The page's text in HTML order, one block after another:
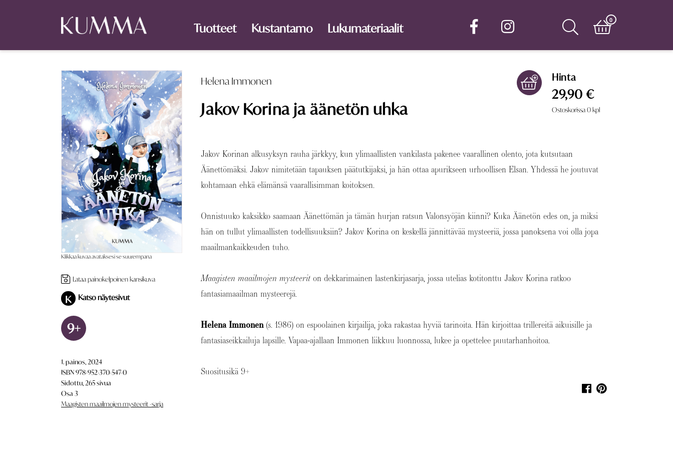
Tuotteet Kustantamo Lukumateriaalit
0
Hinta
29,90 €
Ostoskorissa0kpl
Klikkaa kuvaa avataksesi se suurempana
Lataa painokelpoinen kansikuva
K Katso näytesivut
9+
1. painos, 2024
ISBN 978-952-370-547-0
Sidottu, 265 sivua
Osa 3
Maagisten maailmojen mysteerit -sarja
Helena Immonen
Jakov Korina ja äänetön uhka
Jakov Korinan alkusyksyn rauha järkkyy, kun ylimaallisten vankilasta pakenee vaarallinen olento, jota kutsutaan
Äänettömäksi. Jakov nimitetään tapauksen päätutkijaksi, ja hän ottaa apurikseen urhoollisen Elsan. Yhdessä he joutuvat
kohtamaan ehkä elämänsä vaarallisimman koitoksen.
Onnistuuko kaksikko saamaan Äänettömän ja tämän hurjan ratsun Valonsyöjän kiinni? Kuka Äänetön edes on, ja miksi
hän on tullut ylimaallisten todellisuuksiin? Jakov Korina on keskellä jännittävää mysteeriä, jossa panoksena voi olla jopa
maailmankaikkeuden tuho.
Maagisten maailmojen mysteeriton dekkarimainen lastenkirjasarja, jossa utelias kotitonttu Jakov Korina ratkoo
fantasiamaailman mysteerejä.
Helena Immonen (s. 1986) on espoolainen kirjailija, joka rakastaa hyviä tarinoita. Hän kirjoittaa trillereitä aikuisille ja
fantasiaseikkailuja lapsille. Vapaa-ajallaan Immonen liikkuu luonnossa, lukee ja opettelee puutarhanhoitoa.
Suositusikä 9+